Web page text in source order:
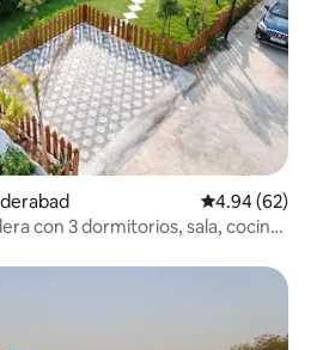
Calificación
4.94 (62)
con 3 dormitorios, sala, cocina